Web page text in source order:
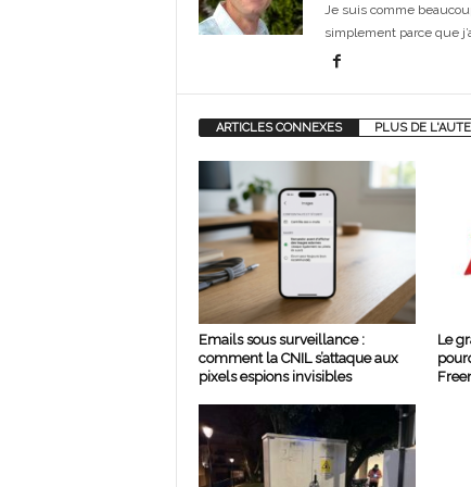
Je suis comme
simplement parce que
ARTICLES CONNEXES PLUS DE
Emails sous surveillance :
comment la CNIL s’attaque aux
pixels espions invisibles
Le